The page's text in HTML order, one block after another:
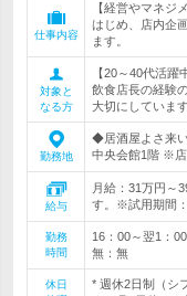
仕事内容
【経営やマネジ
はじめ、店内企
ます。
対象と
なる方
【20～40代活
飲食店長の経験
大切にしています
勤務地
◆居酒屋よさ来
中央会館1階 ※
給与
月給：31万円～
す。※試用期間
勤務
時間
16：00～翌1：
無：無
休日
* 週休2日制（シ